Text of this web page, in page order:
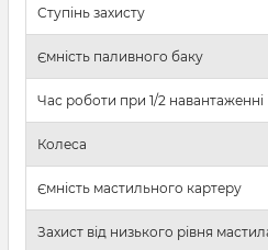
Ступінь захисту
Ємність паливного баку
Час роботи при 1/2 навантаженні
Колеса
Ємність мастильного картеру
Захист від низького рівня